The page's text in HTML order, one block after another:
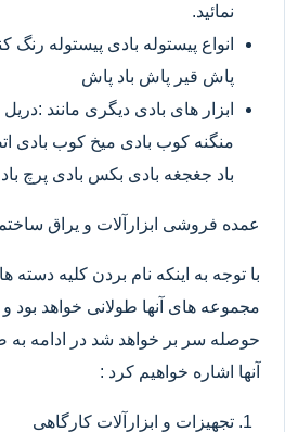
نمائید.
انواع پیستوله بادی پیستوله
پاش قیر پاش باد پاش
ابزار های بادی دیگری مانند
منگنه کوب بادی میخ کوب بادی
باد جغجغه بادی بکس بادی پرچ
عمده فروشی ابزارآلات و یراق
با توجه به اینکه نام بردن کلیه دسته
مجموعه های آنها طولانی خواهد بود
حوصله سر بر خواهد شد در ادامه به
آنها اشاره خواهیم کرد :
تجهیزات و ابزارآلات کارگاهی